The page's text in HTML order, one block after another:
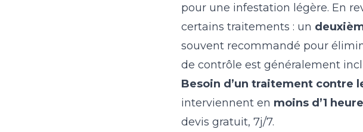
pour une infestation légère. En
certains traitements : un
souvent recommandé pour
de contrôle est généralement
Besoin d’un traitement contre
interviennent en moins d’1 heure
devis gratuit, 7j/7.